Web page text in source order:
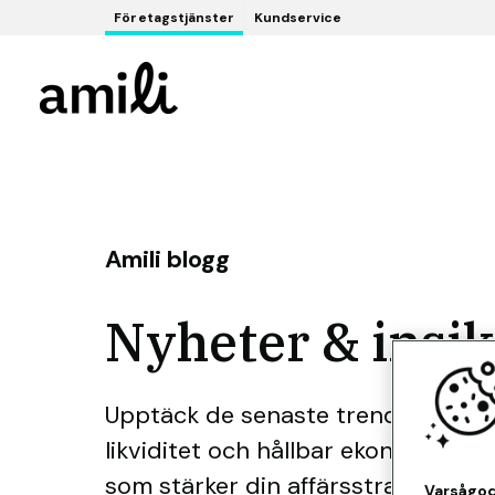
Företagstjänster Kundservice
Amili blogg
Nyheter &
Upptäck de senaste trenderna
likviditet och hållbar ekonomi. Få
som stärker din affärsstrategi. Ta